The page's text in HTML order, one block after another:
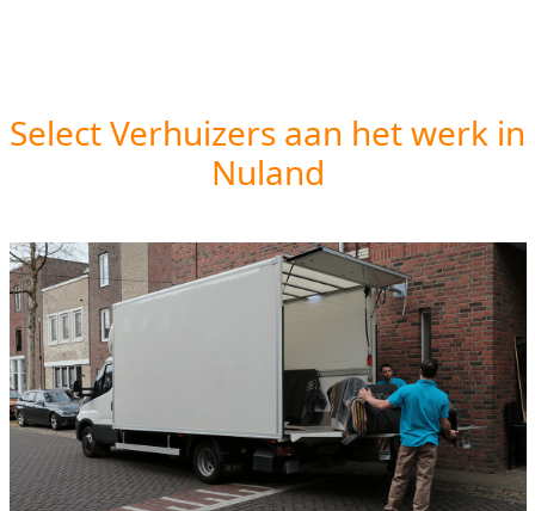
Select Verhuizers aan het werk in
Nuland